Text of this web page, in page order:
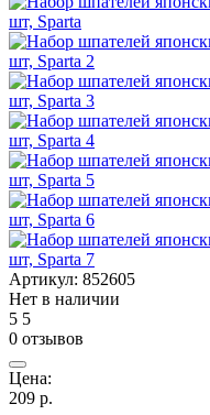
Артикул: 852605
Нет в наличии
5 5
0 отзывов
Цена:
209 р.